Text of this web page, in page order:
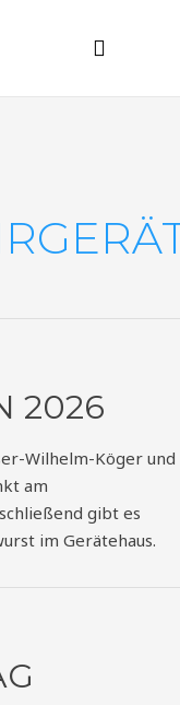
Menü
2026
Wilhelm-Köger und
am
gibt es
im Gerätehaus.